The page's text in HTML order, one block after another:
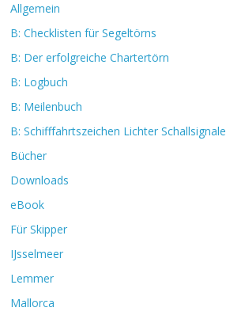
Allgemein
B: Checklisten für Segeltörns
B: Der erfolgreiche Chartertörn
B: Logbuch
B: Meilenbuch
B: Schifffahrtszeichen Lichter Schallsignale
Bücher
Downloads
eBook
Für Skipper
IJsselmeer
Lemmer
Mallorca